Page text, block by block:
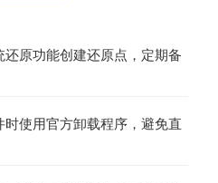
还原功能创建还原点，定期备
时使用官方卸载程序，避免直